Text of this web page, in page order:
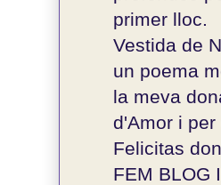
primer lloc.
Vestida de
un poema
la meva
d'Amor i
Felicitas
FEM BLOG